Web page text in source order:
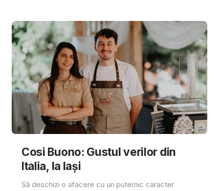
Cosi Buono: Gustul verilor din
Italia, la Iași
Să deschizi o afacere cu un puternic caracter